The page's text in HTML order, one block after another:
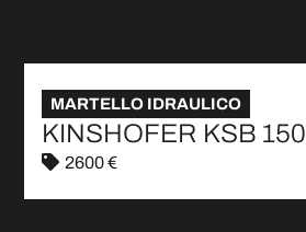
MARTELLO IDRAULICO
KINSHOFER KSB 150
2600 €